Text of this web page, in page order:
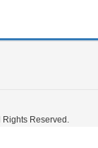
Reserved.